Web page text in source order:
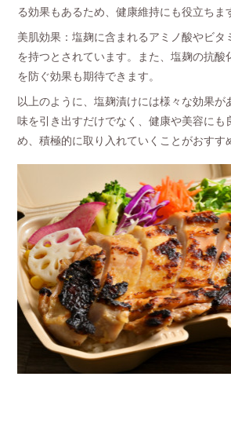
る効果もあるため、健康維持にも役立ちま
美肌効果：塩麹に含まれるアミノ酸やビタ
を持つとされています。また、塩麹の抗酸
を防ぐ効果も期待できます。
以上のように、塩麹漬けには様々な効果が
味を引き出すだけでなく、健康や美容にも
め、積極的に取り入れていくことがおすす